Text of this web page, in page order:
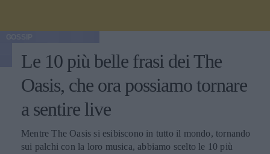
Le 10 più belle frasi dei The
Oasis, che ora possiamo tornare
a sentire live
Mentre The Oasis si esibiscono in tutto il mondo, tornando
sui palchi con la loro musica, abbiamo scelto le 10 più